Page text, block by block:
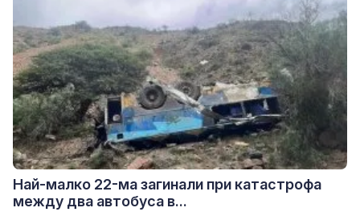
Най-малко 22-ма загинали при катастрофа
между два автобуса в...